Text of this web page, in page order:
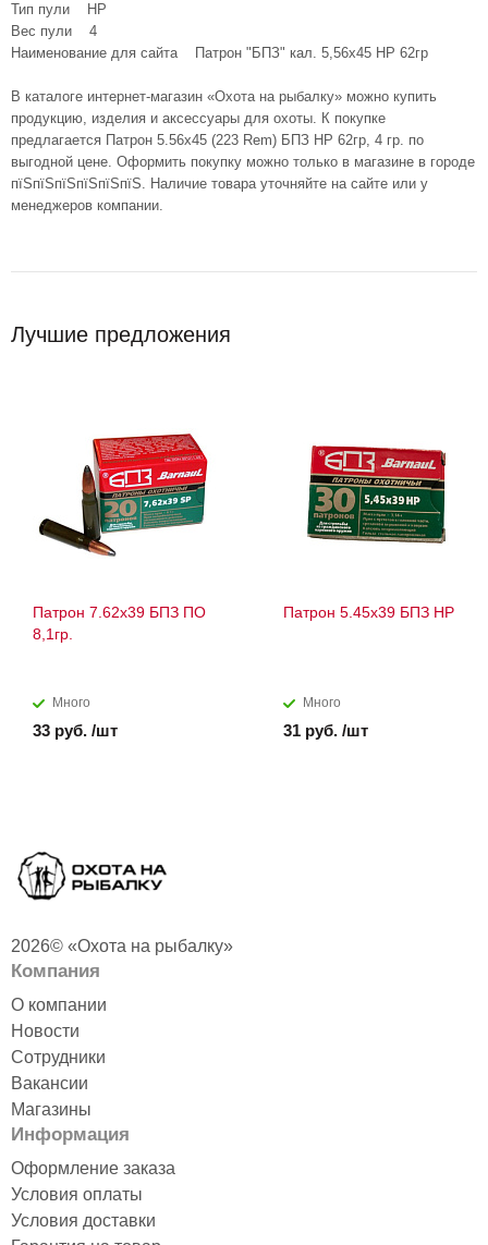
Тип пули HP
Вес пули 4
Наименование для сайта Патрон "БПЗ" кал. 5,56х45 НР 62гр
В каталоге интернет-магазин «Охота на рыбалку» можно купить
продукцию, изделия и аксессуары для охоты. К покупке
предлагается Патрон 5.56x45 (223 Rem) БПЗ НР 62гр, 4 гр. по
выгодной цене. Оформить покупку можно только в магазине в городе
пїЅпїЅпїЅпїЅпїЅпїЅ. Наличие товара уточняйте на сайте или у
менеджеров компании.
Лучшие предложения
Патрон 7.62х39 БПЗ ПО
8,1гр.
Много
33 руб. /шт
Патрон 5.45х39 БПЗ HP
Много
31 руб. /шт
2026© «Охота на рыбалку»
Компания
О компании
Новости
Сотрудники
Вакансии
Магазины
Информация
Оформление заказа
Условия оплаты
Условия доставки